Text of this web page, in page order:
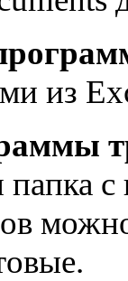
из
папка